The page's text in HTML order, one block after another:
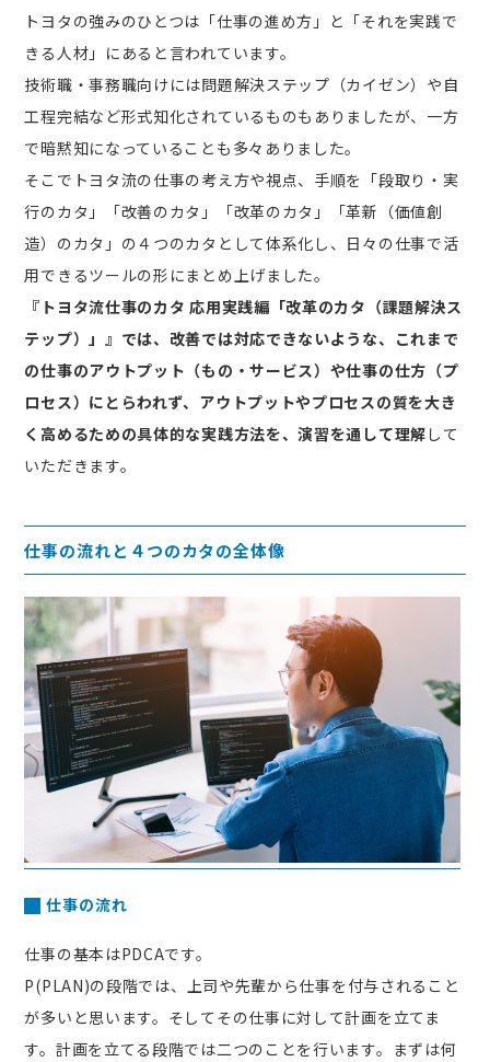
トヨタの強みのひとつは「仕事の進め方」と「それを実践で
きる人材」にあると言われています。
技術職・事務職向けには問題解決ステップ（カイゼン）や自
工程完結など形式知化されているものもありましたが、一方
で暗黙知になっていることも多々ありました。
そこでトヨタ流の仕事の考え方や視点、手順を「段取り・実
行のカタ」「改善のカタ」「改革のカタ」「革新（価値創
造）のカタ」の４つのカタとして体系化し、日々の仕事で活
用できるツールの形にまとめ上げました。
『トヨタ流仕事のカタ 応用実践編「改革のカタ（課題解決ス
テップ）」』では、改善では対応できないような、これまで
の仕事のアウトプット（もの・サービス）や仕事の仕方（プ
ロセス）にとらわれず、アウトプットやプロセスの質を大き
く高めるための具体的な実践方法を、演習を通して理解 して
いただきます。
仕事の流れと４つのカタの全体像
仕事の流れ
仕事の基本はPDCAです。
P(PLAN)の段階では、上司や先輩から仕事を付与されること
が多いと思います。そしてその仕事に対して計画を立てま
す。計画を立てる段階では二つのことを行います。まずは何